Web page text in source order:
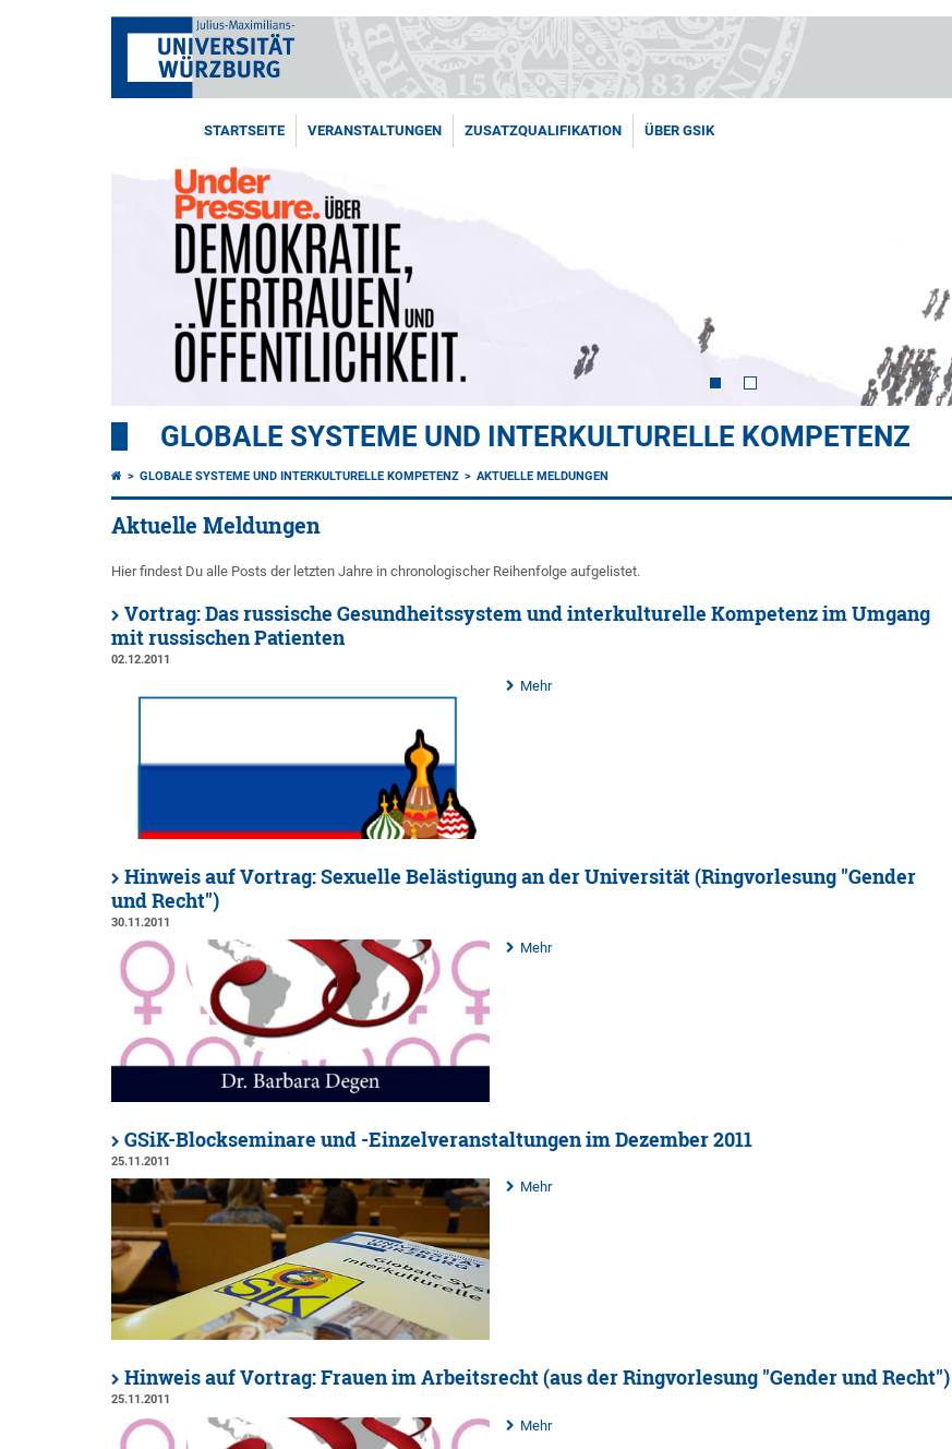
STARTSEITE VERANSTALTUNGEN ZUSATZQUALIFIKATION ÜBER GSIK
GLOBALE SYSTEME UND INTERKULTURELLE KOMPETENZ
GLOBALE SYSTEME UND INTERKULTURELLE KOMPETENZ AKTUELLE MELDUNGEN
Aktuelle Meldungen
Hier findest Du alle Posts der letzten Jahre in chronologischer Reihenfolge aufgelistet.
Vortrag: Das russische Gesundheitssystem und interkulturelle Kompetenz im Umgang
mit russischen Patienten
02.12.2011
Mehr
Hinweis auf Vortrag: Sexuelle Belästigung an der Universität (Ringvorlesung "Gender
und Recht")
30.11.2011
Mehr
GSiK-Blockseminare und -Einzelveranstaltungen im Dezember 2011
25.11.2011
Mehr
Hinweis auf Vortrag: Frauen im Arbeitsrecht (aus der Ringvorlesung "Gender und Recht")
25.11.2011
Mehr